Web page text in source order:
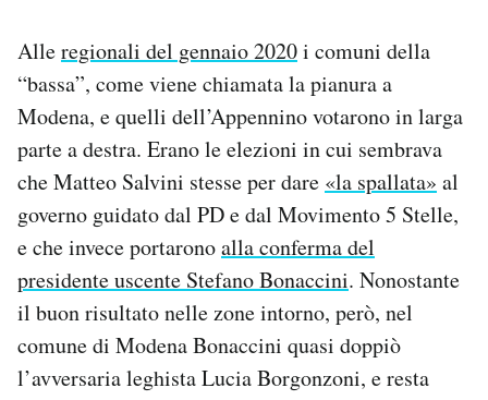
Alleregionali del gennaio 2020i comuni della
“bassa”, come viene chiamata la pianura a
Modena, e quelli dell’Appennino votarono in larga
parte a destra. Erano le elezioni in cui sembrava
che Matteo Salvini stesse per dare «la spallata» al
governo guidato dal PD e dal Movimento 5 Stelle,
e che invece portaronoalla conferma del
presidente uscente Stefano Bonaccini. Nonostante
il buon risultato nelle zone intorno, però, nel
comune di Modena Bonaccini quasi doppiò
l’avversaria leghista Lucia Borgonzoni, e resta